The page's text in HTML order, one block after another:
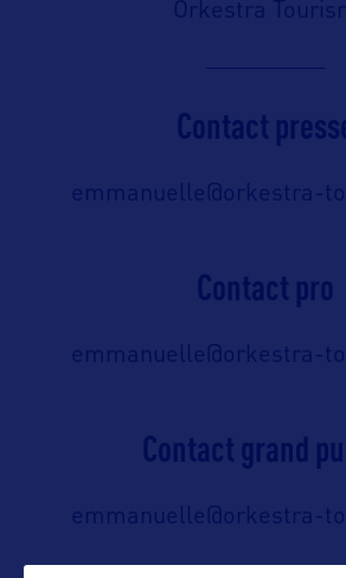
Orkestra
Contact
emmanuelle@orkestra-
Contact pro
emmanuelle@orkestra-
Contact grand
emmanuelle@orkestra-